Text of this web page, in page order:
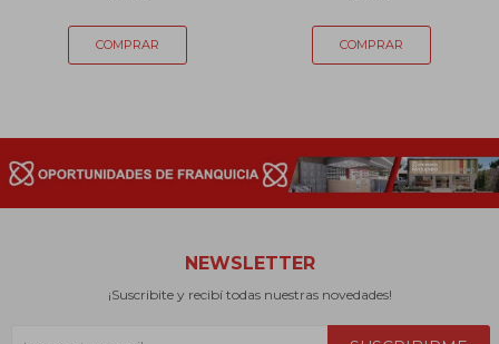
NEWSLETTER
¡Suscribite y recibí todas nuestras novedades!